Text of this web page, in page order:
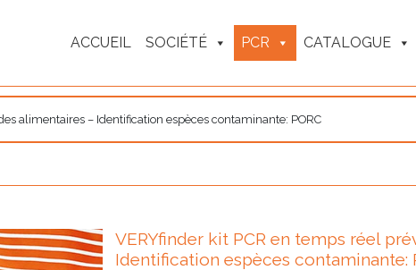
ACCUEIL SOCIÉTÉ PCR CATALOGUE
alimentaires – Identification espèces contaminante: PORC
VERYfinder kit PCR en temps réel
Identification espèces contaminante: